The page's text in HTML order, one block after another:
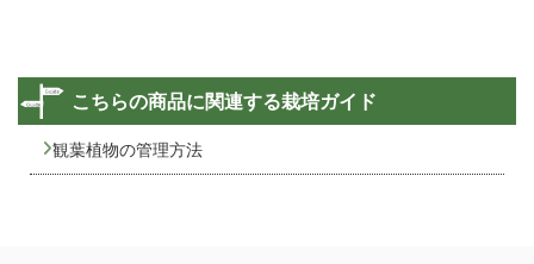
こちらの商品に関連する栽培ガイド
観葉植物の管理方法